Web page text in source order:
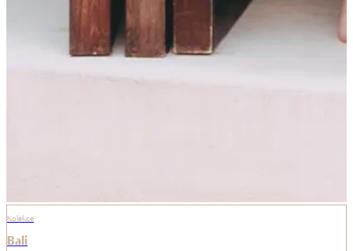
Kolekce
Bali